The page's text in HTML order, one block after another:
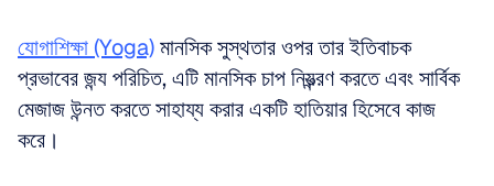
যোগাশিক্ষা (Yoga) মানসিক সুস্থতার ওপর তার ইতিবাচক
প্রভাবের জন্য পরিচিত, এটি মানসিক চাপ নিয়ন্ত্রণ করতে এবং সার্বিক
মেজাজ উন্নত করতে সাহায্য করার একটি হাতিয়ার হিসেবে কাজ
করে।